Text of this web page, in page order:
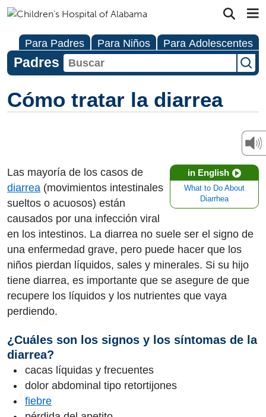
Para Padres Para Niños Para Adolescentes
Padres
Cómo tratar la diarrea
in English
What to Do About
Diarrhea
Las mayoría de los casos de
diarrea (movimientos intestinales
sueltos o acuosos) están
causados por una infección viral
en los intestinos. La diarrea no suele ser el signo de
una enfermedad grave, pero puede hacer que los
niños pierdan líquidos, sales y minerales. Si su hijo
tiene diarrea, es importante que se asegure de que
recupere los líquidos y los nutrientes que vaya
perdiendo.
¿Cuáles son los signos y los síntomas de la
diarrea?
cacas líquidas y frecuentes
dolor abdominal tipo retortijones
fiebre